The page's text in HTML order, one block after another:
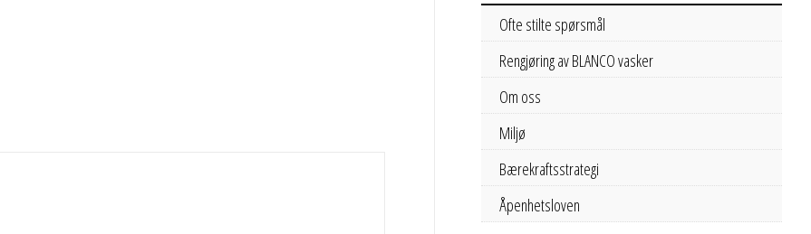
Ofte stilte spørsmål
Rengjøring av BLANCO vasker
Om oss
Miljø
Bærekraftsstrategi
Åpenhetsloven